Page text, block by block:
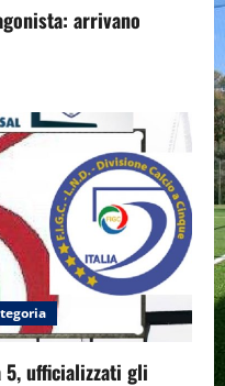
arrivano
5, ufficializzati gli